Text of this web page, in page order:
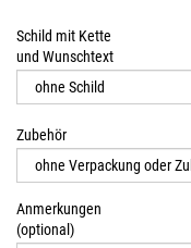
Schild mit Kette
und Wunschtext
Zubehör
Anmerkungen
(optional)